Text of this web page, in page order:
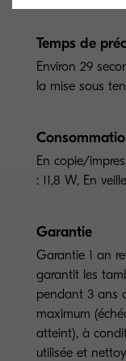
Temps de
Environ 29
la mise sous
En copie/
: 11,8 W, En
Garantie
Garantie 1 an
garantit les
pendant 3 ans
maximum
atteint), à
utilisée et